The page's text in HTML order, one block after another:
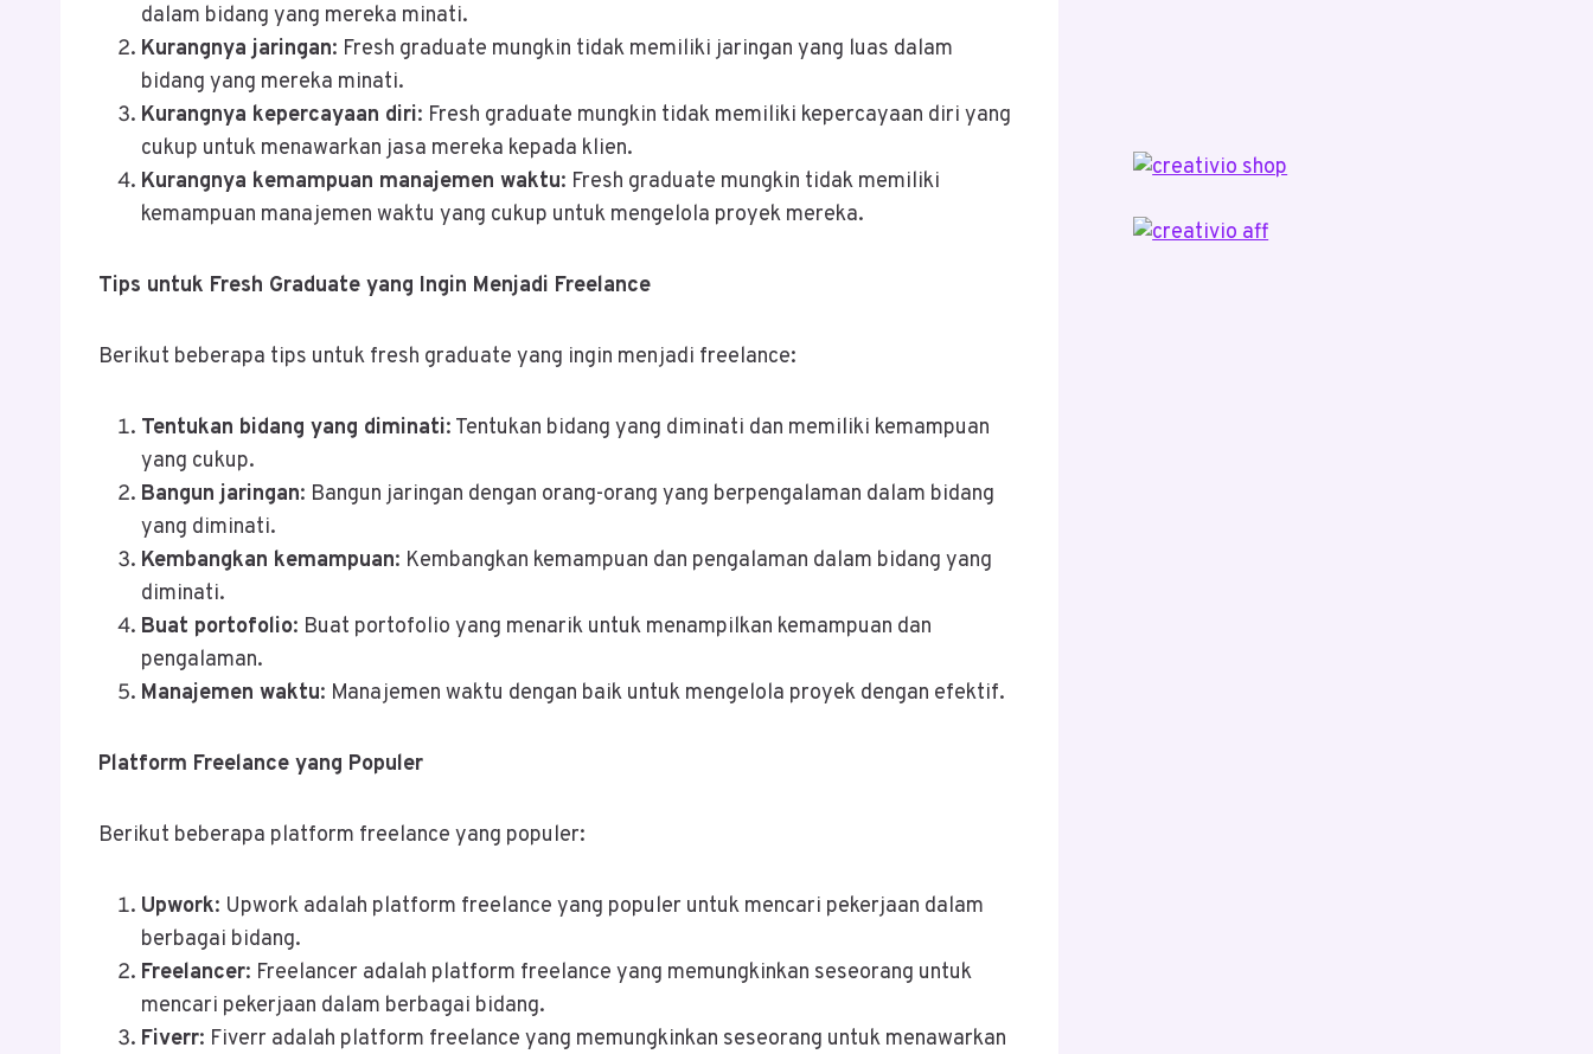
dalam bidang yang mereka minati.
Kurangnya jaringan: Fresh graduate mungkin tidak memiliki jaringan yang luas dalam
bidang yang mereka minati.
Kurangnya kepercayaan diri: Fresh graduate mungkin tidak memiliki kepercayaan diri yang
cukup untuk menawarkan jasa mereka kepada klien.
Kurangnya kemampuan manajemen waktu: Fresh graduate mungkin tidak memiliki
kemampuan manajemen waktu yang cukup untuk mengelola proyek mereka.
Tips untuk Fresh Graduate yang Ingin Menjadi Freelance
Berikut beberapa tips untuk fresh graduate yang ingin menjadi freelance:
Tentukan bidang yang diminati: Tentukan bidang yang diminati dan memiliki kemampuan
yang cukup.
Bangun jaringan: Bangun jaringan dengan orang-orang yang berpengalaman dalam bidang
yang diminati.
Kembangkan kemampuan: Kembangkan kemampuan dan pengalaman dalam bidang yang
diminati.
Buat portofolio: Buat portofolio yang menarik untuk menampilkan kemampuan dan
pengalaman.
Manajemen waktu: Manajemen waktu dengan baik untuk mengelola proyek dengan efektif.
Platform Freelance yang Populer
Berikut beberapa platform freelance yang populer:
Upwork: Upwork adalah platform freelance yang populer untuk mencari pekerjaan dalam
berbagai bidang.
Freelancer: Freelancer adalah platform freelance yang memungkinkan seseorang untuk
mencari pekerjaan dalam berbagai bidang.
Fiverr: Fiverr adalah platform freelance yang memungkinkan seseorang untuk menawarkan